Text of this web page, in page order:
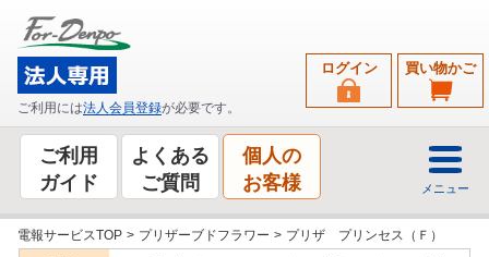
ご利用には法人会員登録が必要です。
買い物かご
ログイン
ご利用
ガイド
よくある
ご質問
個人の
お客様
メニュー
電報サービスTOP > プリザーブドフラワー > プリザ プリンセス（Ｆ）